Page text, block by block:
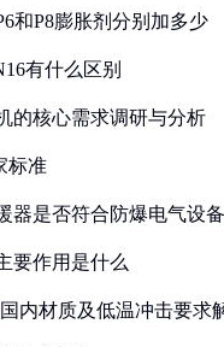
和P8膨胀剂分别加多少
有什么区别
的核心需求调研与分析
标准
器是否符合防爆电气设
要作用是什么
内材质及低温冲击要求